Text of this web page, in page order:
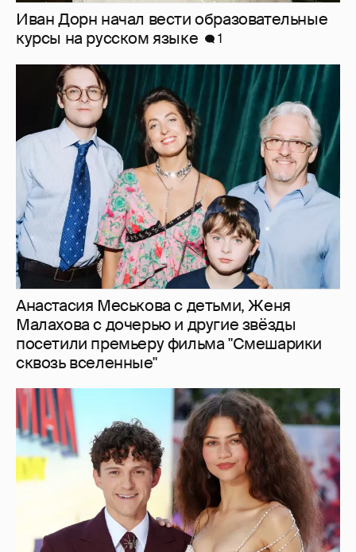
Иван Дорн начал вести образовательные
курсы на русском языке
1
Анастасия Меськова с детьми, Женя
Малахова с дочерью и другие звёзды
посетили премьеру фильма "Смешарики
сквозь вселенные"